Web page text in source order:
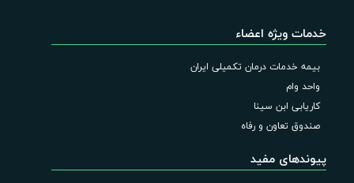
خدمات ویژه اعضاء
بیمه خدمات درمان تکمیلی ایران
واحد وام
کاریابی ابن سینا
صندوق تعاون و رفاه
پیوندهای مفید